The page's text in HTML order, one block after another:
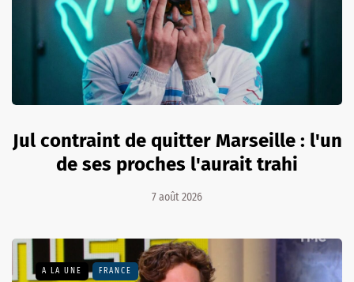
Jul contraint de quitter Marseille : l'un
de ses proches l'aurait trahi
7 août 2026
A LA UNE FRANCE